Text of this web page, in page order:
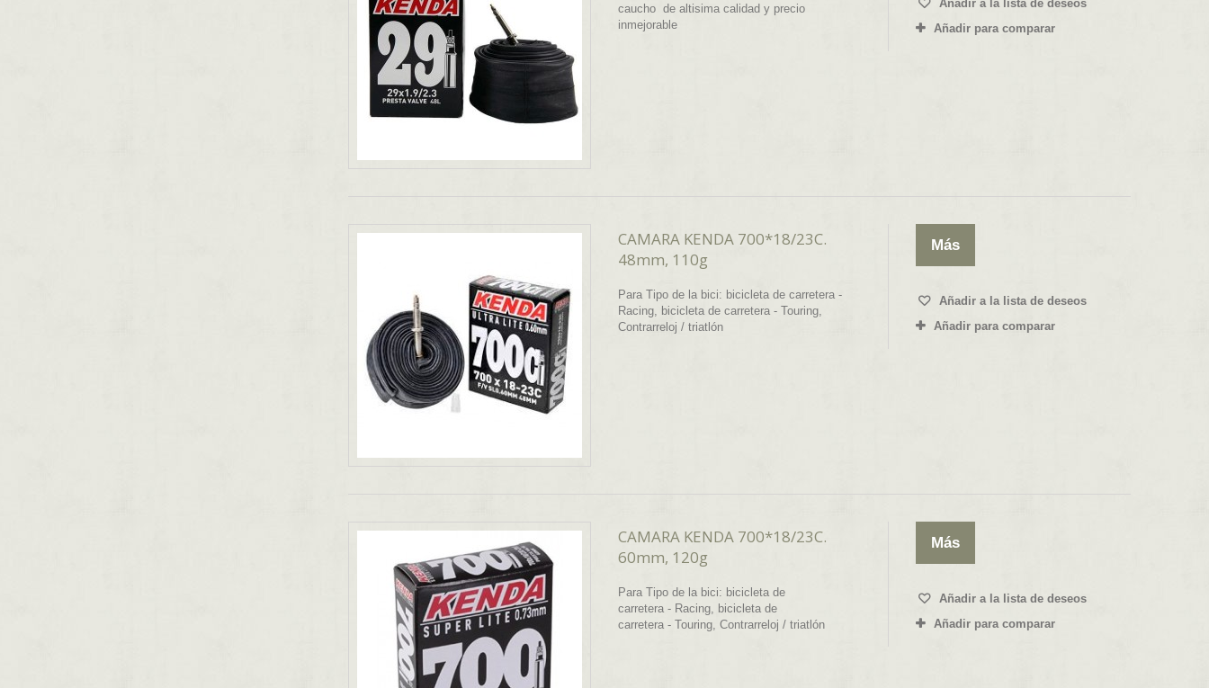
caucho de altisima calidad y precio
inmejorable
Añadir a la lista de deseos
Añadir para comparar
CAMARA KENDA 700*18/23C.
48mm, 110g
Para Tipo de la bici: bicicleta de carretera -
Racing, bicicleta de carretera - Touring,
Contrarreloj / triatlón
Más
Añadir a la lista de deseos
Añadir para comparar
CAMARA KENDA 700*18/23C.
60mm, 120g
Para Tipo de la bici: bicicleta de
carretera - Racing, bicicleta de
carretera - Touring, Contrarreloj / triatlón
Más
Añadir a la lista de deseos
Añadir para comparar